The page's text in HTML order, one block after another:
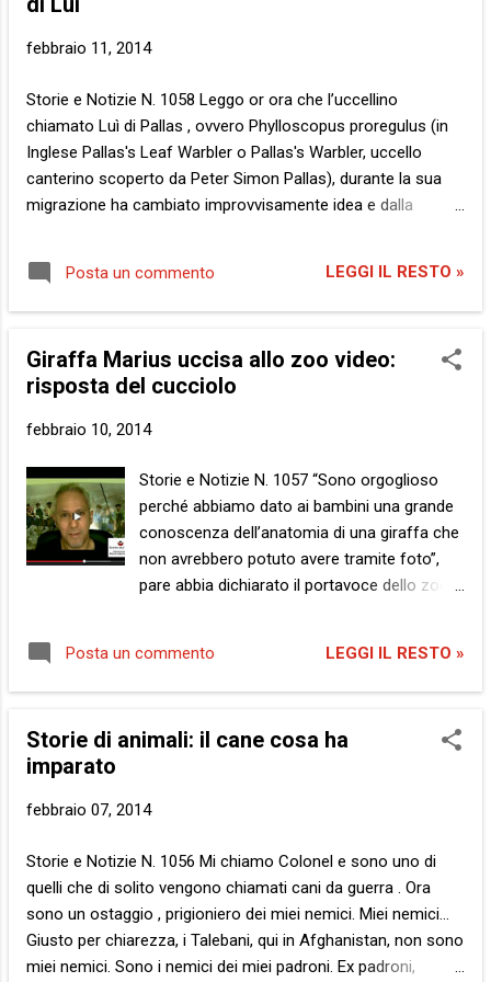
ancora oggi molte riserve, da noi. D’altra parte, quel
spogliatoio sempre per ultimo col tempo aveva catalizzato
rigori”, rispondevano ogni volta rientrando quando gli altri si
erano già docciati. Nessuno di loro...
febbraio 11, 2014
Storie e Notizie N. 1058 Leggo or ora che l’uccellino
chiamato Luì di Pallas , ovvero Phylloscopus proregulus (in
Inglese Pallas's Leaf Warbler o Pallas's Warbler, uccello
canterino scoperto da Peter Simon Pallas), durante la sua
migrazione ha cambiato improvvisamente idea e dalla
artificiale di Vetoio, vicino L’Aquila, invece che in Cina, dove
effettivamente avrebbe dovuto condurlo l’istinto. Viaggiando
per 6000 chilometri contromano. Secondo gli esperti si è
chiedono direttamente all’interessato? E’ pure canterino,
cappero . Cara Lià, ricordi cosa mi dicesti ad un soffio dalla
queste furono le tue ultime parole. Quasi, ultime. L’ultima,
davvero l’ultima, fu qualcosa di diverso da una semplice
parola. Qualcosa di più. Vola . Ti ho voluto un mondo di bene,
nel tempo che ho trascorso con ...
Posta un commento LEGGI IL RESTO »
Giraffa Marius uccisa allo zoo video:
risposta del cucciolo
febbraio 10, 2014
Storie e Notizie N. 1057 “Sono orgoglioso
perché abbiamo dato ai bambini una grande
conoscenza dell’anatomia di una giraffa che
non avrebbero potuto avere tramite foto”,
pare abbia dichiarato il portavoce dello zoo
diretta tv innanzi ad un pubblico di bimbi e
relativi genitori, per poi sezionarlo e darlo in
nella mia animalesca fantasia… Mi chiamo
Vado? Ecco, volevo aggiungere una specie di
una coda sola ho. Pardon, avevo . Che volete
farci, sarà colpa del Jet Lag . Capirete,
arrivare nel paradiso delle bestie non è mica
Posta un commento LEGGI IL RESTO »
Storie di animali: il cane cosa ha
imparato
febbraio 07, 2014
Storie e Notizie N. 1056 Mi chiamo Colonel e sono uno di
quelli che di solito vengono chiamati cani da guerra . Ora
sono un ostaggio , prigioniero dei miei nemici. Miei nemici...
Giusto per chiarezza, i Talebani, qui in Afghanistan, non sono
miei nemici. Sono i nemici dei miei padroni. Ex padroni,